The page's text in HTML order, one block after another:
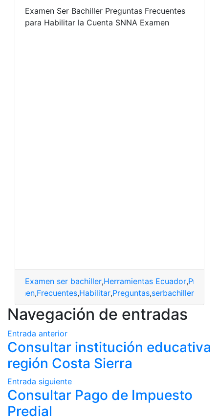
Examen Ser Bachiller Preguntas Frecuentes
para Habilitar la Cuenta SNNA Examen
Examen ser bachiller,Herramientas Ecuador,
examen,Frecuentes,Habilitar,Preguntas,serbachiller
Navegación de entradas
Entrada anterior
Consultar institución educativa
región Costa Sierra
Entrada siguiente
Consultar Pago de Impuesto
Predial